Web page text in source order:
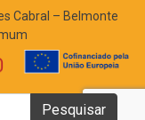
Cabral – Belmonte